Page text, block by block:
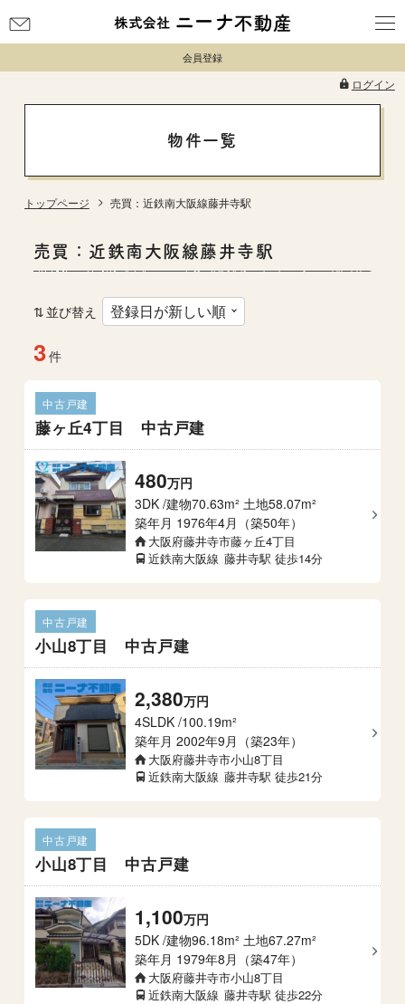
会員登録
ログイン
問
わ
物件一覧
トップページ 売買：近鉄南大阪線藤井寺駅
売買：近鉄南大阪線藤井寺駅
並び替え
3件
中古戸建
藤ヶ丘4丁目 中古戸建
3DK 建物70.63m² 土地58.07m²
築年月 1976年4月（築50年）
大阪府藤井寺市藤ヶ丘4丁目
近鉄南大阪線 藤井寺駅 徒歩14分
480万円
中古戸建
小山8丁目 中古戸建
4SLDK 100.19m²
築年月 2002年9月（築23年）
大阪府藤井寺市小山8丁目
近鉄南大阪線 藤井寺駅 徒歩21分
2,380万円
中古戸建
小山8丁目 中古戸建
5DK 建物96.18m² 土地67.27m²
築年月 1979年8月（築47年）
大阪府藤井寺市小山8丁目
近鉄南大阪線 藤井寺駅 徒歩22分
1,100万円